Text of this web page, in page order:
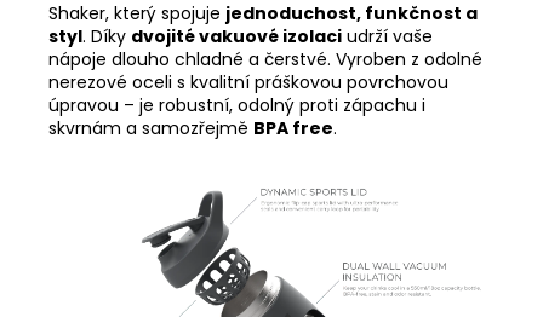
Shaker, který spojuje jednoduchost, funkčnost a
styl. Díky dvojité vakuové izolaci udrží vaše
nápoje dlouho chladné a čerstvé. Vyroben z odolné
nerezové oceli s kvalitní práškovou povrchovou
úpravou – je robustní, odolný proti zápachu i
skvrnám a samozřejmě BPA free.